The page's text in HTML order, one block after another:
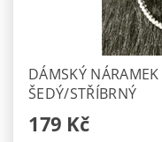
DÁMSKÝ
ŠEDÝ/STŘÍBRNÝ
179 Kč